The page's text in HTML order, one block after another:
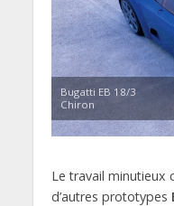
Bugatti EB 18/3
Chiron
Le travail minutieux
d’autres prototypes